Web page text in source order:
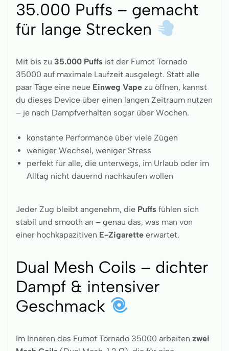
35.000 Puffs – gemacht
für lange Strecken
Mit bis zu 35.000 Puffs ist der Fumot Tornado
35000 auf maximale Laufzeit ausgelegt. Statt alle
paar Tage eine neue Einweg Vape zu öffnen, kannst
du dieses Device über einen langen Zeitraum nutzen
– je nach Dampfverhalten sogar über Wochen.
konstante Performance über viele Zügen
weniger Wechsel, weniger Stress
perfekt für alle, die unterwegs, im Urlaub oder im
Alltag nicht dauernd nachkaufen wollen
Jeder Zug bleibt angenehm, die Puffs fühlen sich
stabil und smooth an – genau das, was man von
einer hochkapazitiven E-Zigarette erwartet.
Dual Mesh Coils – dichter
Dampf & intensiver
Geschmack
Im Inneren des Fumot Tornado 35000 arbeiten zwei